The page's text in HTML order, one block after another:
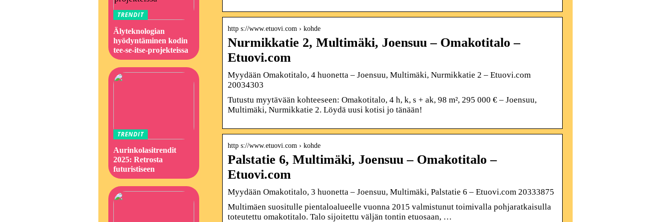
http s://www.etuovi.com › kohde
Nurmikkatie 2, Multimäki, Joensuu – Omakotitalo –
Etuovi.com
Myydään Omakotitalo, 4 huonetta – Joensuu, Multimäki, Nurmikkatie 2 – Etuovi.com
20034303
Tutustu myytävään kohteeseen: Omakotitalo, 4 h, k, s + ak, 98 m², 295 000 € – Joensuu,
Multimäki, Nurmikkatie 2. Löydä uusi kotisi jo tänään!
http s://www.etuovi.com › kohde
Palstatie 6, Multimäki, Joensuu – Omakotitalo –
Etuovi.com
Myydään Omakotitalo, 3 huonetta – Joensuu, Multimäki, Palstatie 6 – Etuovi.com 20333875
Multimäen suositulle pientaloalueelle vuonna 2015 valmistunut toimivalla pohjaratkaisulla
toteutettu omakotitalo. Talo sijoitettu väljän tontin etuosaan, …
TRENDIT
Älyteknologian
hyödyntäminen kodin
tee-se-itse-projekteissa
TRENDIT
Aurinkolasitrendit
2025: Retrosta
futuristiseen